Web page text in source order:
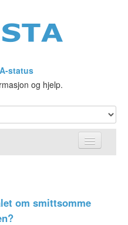
status
og hjelp.
om smittsomme